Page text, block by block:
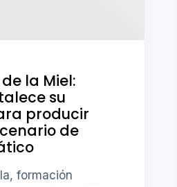
la Miel:
su
producir
de
formación